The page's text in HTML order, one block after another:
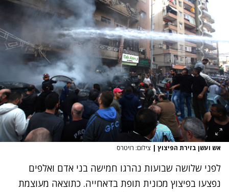
אש ועשן בזירת הפיצוץ | צילום: רויטרס
לפני שלושה שבועות נהרגו חמישה בני אדם ואלפים
נפצעו בפיצוץ מכונית תופת בדאחייה. כתוצאה מעוצמת